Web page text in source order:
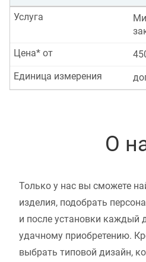
Услуга
Цена* от
Единица измерения
О
Только у нас вы сможете
изделия, подобрать
и после установки каждый
удачному приобретению.
выбрать типовой дизайн,